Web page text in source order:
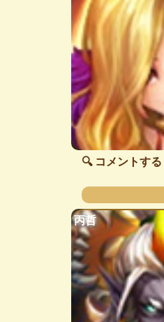
🔍 コメントする
丙哲